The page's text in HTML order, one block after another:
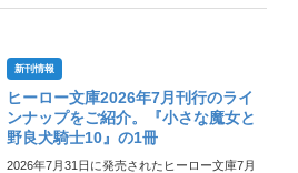
新刊情報
ヒーロー文庫2026年7月刊行のライ
ンナップをご紹介。『小さな魔女と
野良犬騎士10』の1冊
2026年7月31日に発売されたヒーロー文庫7月